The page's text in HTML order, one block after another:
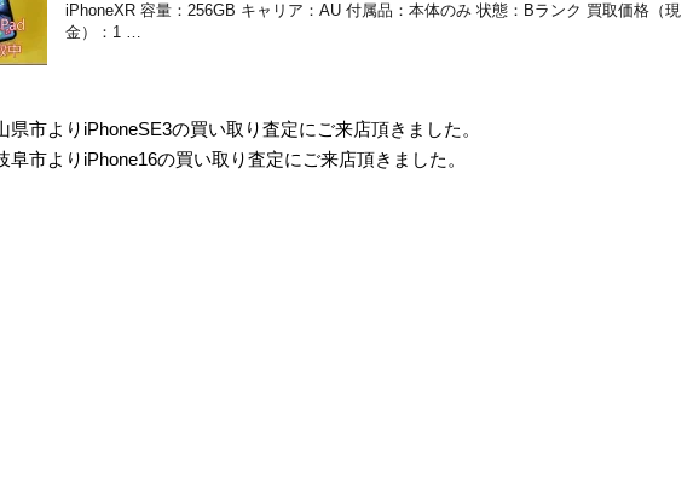
iPhoneXR 容量：256GB キャリア：AU 付属品：本体のみ 状態：Bランク 買取価格（現
金）：1 …
県市よりiPhoneSE3の買い取り査定にご来店頂きました。
阜市よりiPhone16の買い取り査定にご来店頂きました。